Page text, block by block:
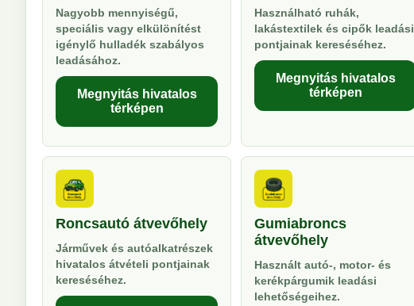
Nagyobb mennyiségű,
speciális vagy elkülönítést
igénylő hulladék szabályos
leadásához.
Megnyitás hivatalos
térképen
Használható ruhák,
lakástextilek és cipők leadási
pontjainak kereséséhez.
Megnyitás hivatalos
térképen
Roncsautó átvevőhely
Járművek és autóalkatrészek
hivatalos átvételi pontjainak
kereséséhez.
Gumiabroncs
átvevőhely
Használt autó-, motor- és
kerékpárgumik leadási
lehetőségeihez.